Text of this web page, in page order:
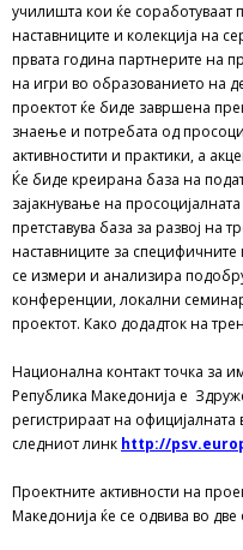
училишта кои ќе
наставниците и колекција на
првата година партнерите на
на игри во образованието на
проектот ќе биде завршена
знаење и потребата од
активностити и практики, а
Ќе биде креирана база на
зајакнување на
претставува база за развој на
наставниците за
се измери и анализира
конференции, локални
проектот. Како додадток на
Национална контакт точка за
Република Македонија е
регистрираат на
следниот линк http://
Проектните активности на
Македонија ќе се одвива во две